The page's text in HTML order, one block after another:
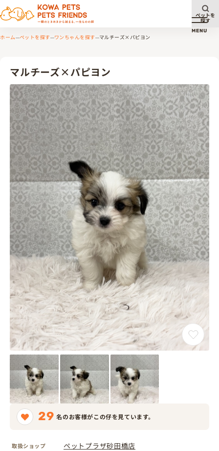
メニ
MENU
ペットを
探す
ホーム ペットを探す ワンちゃんを探す マルチーズ×パピヨン
マルチーズ×パピヨン
29 名のお客様がこの仔を見ています。
取扱ショップ ペットプラザ砂田橋店